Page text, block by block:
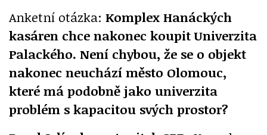
Anketní otázka: Komplex Hanáckých
kasáren chce nakonec koupit Univerzita
Palackého. Není chybou, že se o objekt
nakonec neuchází město Olomouc,
které má podobně jako univerzita
problém s kapacitou svých prostor?